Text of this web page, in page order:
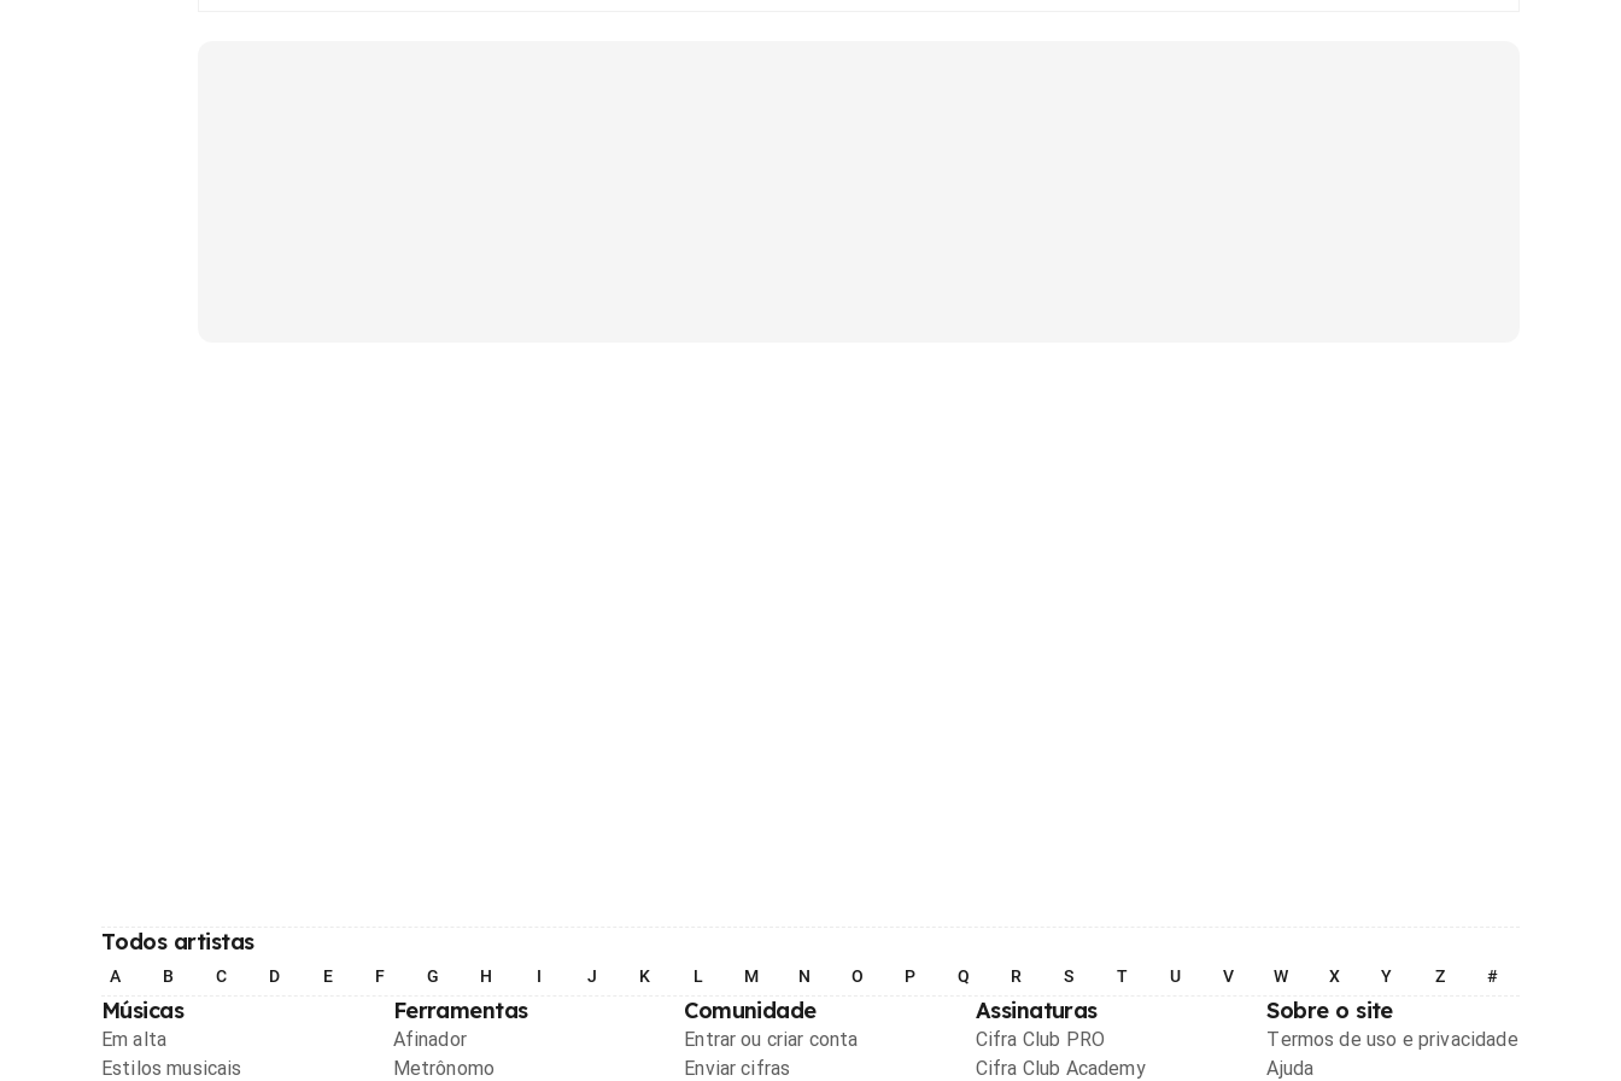
Todos artistas
A B C D E F G H I J K L M N O P Q R S T U V W X Y Z #
Músicas
Em alta
Estilos musicais
Ferramentas
Afinador
Metrônomo
Comunidade
Entrar ou criar conta
Enviar cifras
Assinaturas
Cifra Club PRO
Cifra Club Academy
Sobre o site
Termos de uso e privacidade
Ajuda